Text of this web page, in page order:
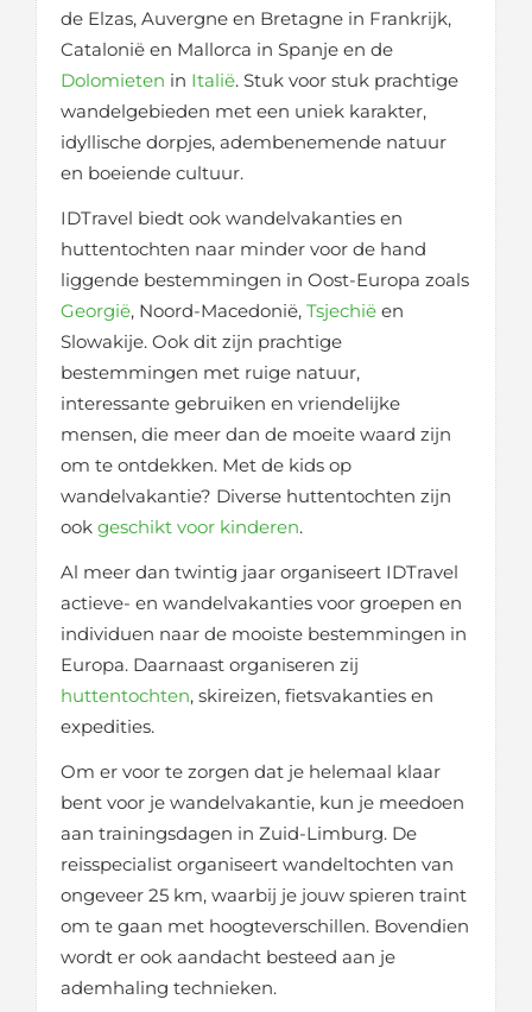
de Elzas, Auvergne en Bretagne in Frankrijk,
Catalonië en Mallorca in Spanje en de
Dolomieten in Italië. Stuk voor stuk prachtige
wandelgebieden met een uniek karakter,
idyllische dorpjes, adembenemende natuur
en boeiende cultuur.
IDTravel biedt ook wandelvakanties en
huttentochten naar minder voor de hand
liggende bestemmingen in Oost-Europa zoals
Georgië, Noord-Macedonië, Tsjechië en
Slowakije. Ook dit zijn prachtige
bestemmingen met ruige natuur,
interessante gebruiken en vriendelijke
mensen, die meer dan de moeite waard zijn
om te ontdekken. Met de kids op
wandelvakantie? Diverse huttentochten zijn
ook geschikt voor kinderen.
Al meer dan twintig jaar organiseert IDTravel
actieve- en wandelvakanties voor groepen en
individuen naar de mooiste bestemmingen in
Europa. Daarnaast organiseren zij
huttentochten, skireizen, fietsvakanties en
expedities.
Om er voor te zorgen dat je helemaal klaar
bent voor je wandelvakantie, kun je meedoen
aan trainingsdagen in Zuid-Limburg. De
reisspecialist organiseert wandeltochten van
ongeveer 25 km, waarbij je jouw spieren traint
om te gaan met hoogteverschillen. Bovendien
wordt er ook aandacht besteed aan je
ademhaling technieken.